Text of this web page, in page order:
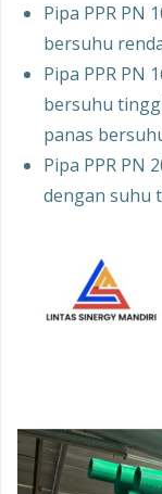
Pipa PPR PN
bersuhu
Pipa PPR PN
bersuhu
panas
Pipa PPR PN
dengan suhu